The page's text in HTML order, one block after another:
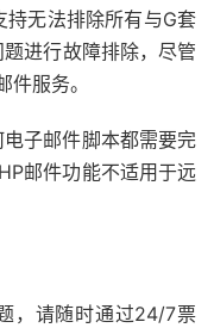
无法排除所有与G套
进行故障排除，尽管
服务。
子邮件脚本都需要完
邮件功能不适用于远
，请随时通过24/7票